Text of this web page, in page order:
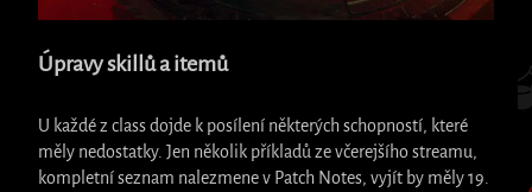
Úpravy skillů a itemů
U každé z class dojde k posílení některých schopností, které
měly nedostatky. Jen několik příkladů ze včerejšího streamu,
kompletní seznam nalezmene v Patch Notes, vyjít by měly 19.